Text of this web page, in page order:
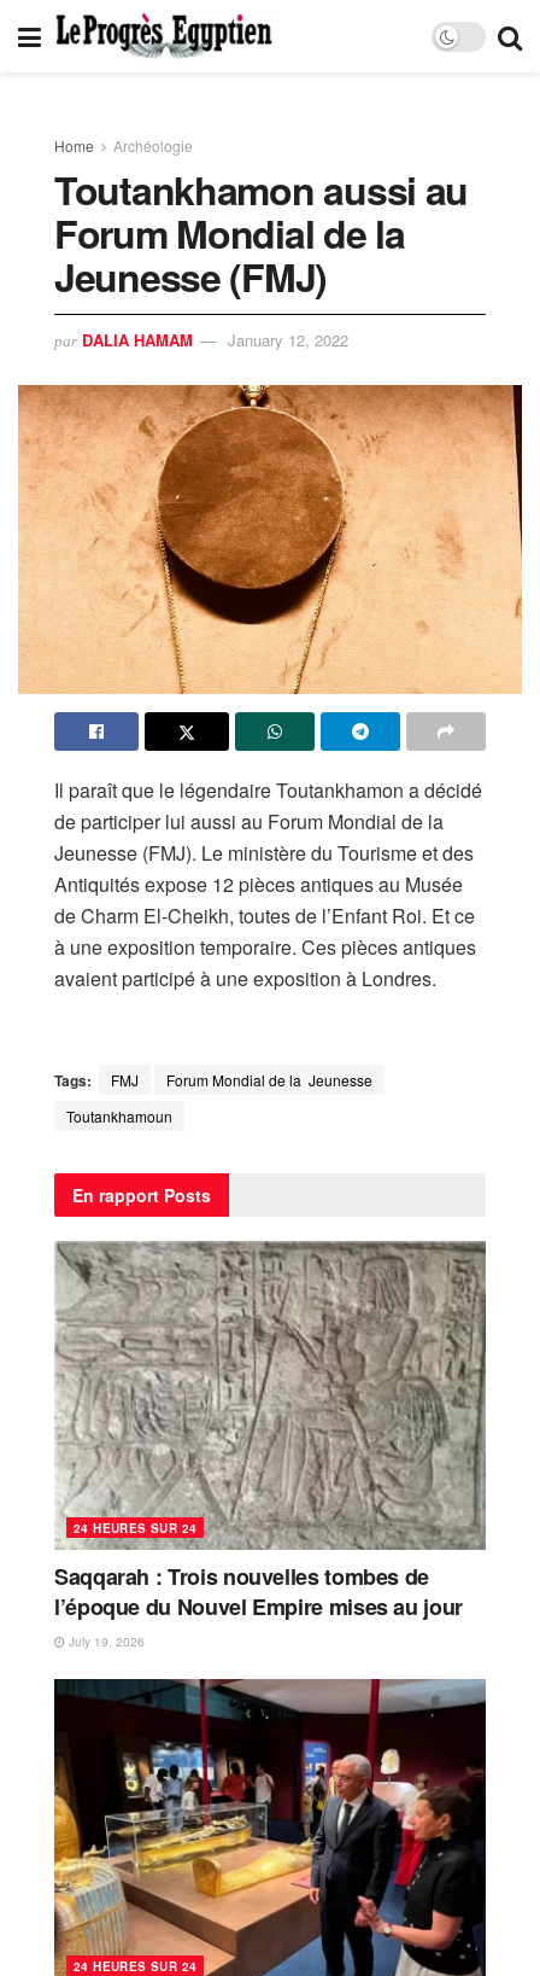
Home Archéologie
Toutankhamon aussi au
Forum Mondial de la
Jeunesse (FMJ)
par DALIA HAMAM January 12, 2022
Il paraît que le légendaire Toutankhamon a décidé
de participer lui aussi au Forum Mondial de la
Jeunesse (FMJ). Le ministère du Tourisme et des
Antiquités expose 12 pièces antiques au Musée
de Charm El-Cheikh, toutes de l’Enfant Roi. Et ce
à une exposition temporaire. Ces pièces antiques
avaient participé à une exposition à Londres.
Tags: FMJ
Forum Mondial de la Jeunesse
Toutankhamoun
En rapport Posts
24 HEURES SUR 24
Saqqarah : Trois nouvelles tombes de
l’époque du Nouvel Empire mises au jour
July 19, 2026
24 HEURES SUR 24